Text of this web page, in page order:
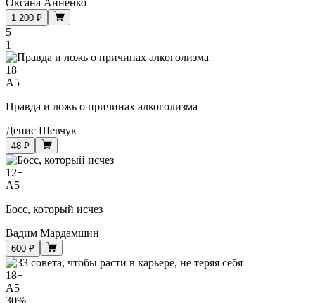
Оксана Анненко
1 200 ₽
5
1
18+
A5
Правда и ложь о причинах алкоголизма
Денис Шевчук
48 ₽
12+
A5
Босс, который исчез
Вадим Мардамшин
600 ₽
18+
A5